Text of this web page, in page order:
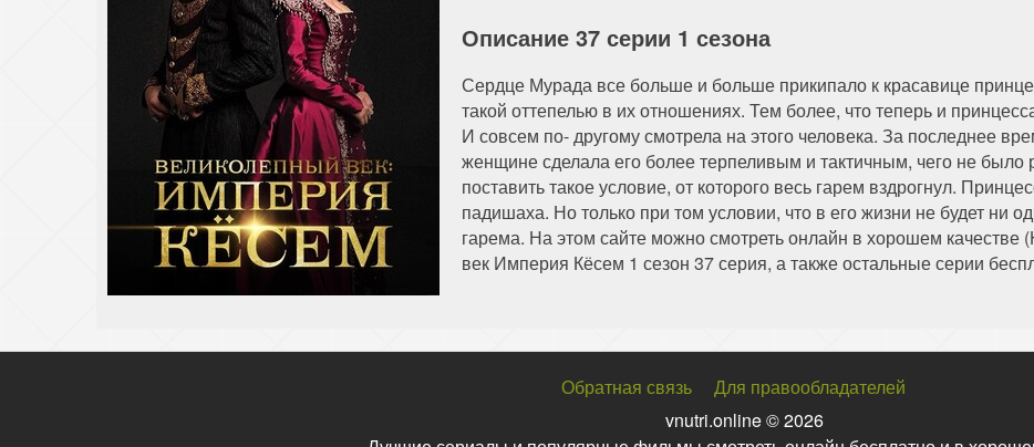
Описание 37 серии 1 сезона
Сердце Мурада все больше и больше прикипало к красавице
такой оттепелью в их отношениях. Тем более, что теперь и
И совсем по- другому смотрела на этого человека. За последнее
женщине сделала его более терпеливым и тактичным, чего не
поставить такое условие, от которого весь гарем вздрогнул.
падишаха. Но только при том условии, что в его жизни не будет ни
гарема. На этом сайте можно смотреть онлайн в хорошем качестве
век Империя Кёсем 1 сезон 37 серия, а также остальные серии
Обратная связь
Для правообладателей
vnutri.online © 2026